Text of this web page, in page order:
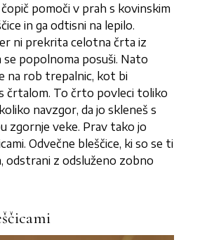
pomoči v prah s kovinskim
in ga odtisni na lepilo.
ni prekrita celotna črta iz
se popolnoma posuši. Nato
na rob trepalnic, kot bi
črtalom. To črto povleci toliko
navzgor, da jo skleneš s
zgornje veke. Prav tako jo
Odvečne bleščice, ki so se ti
odstrani z odsluženo zobno